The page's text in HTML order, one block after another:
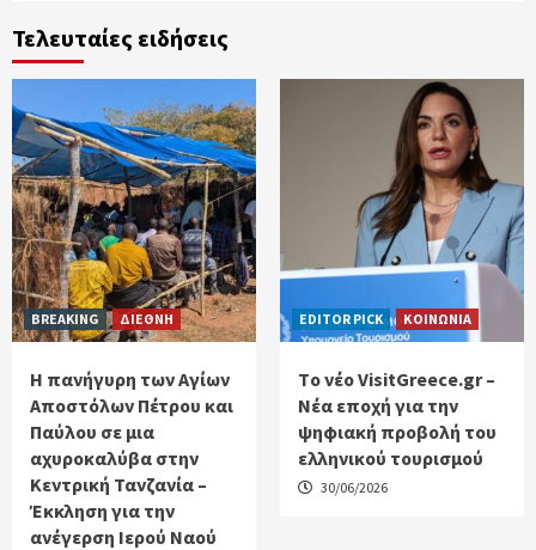
Τελευταίες ειδήσεις
BREAKING ΔΙΕΘΝΗ
Η πανήγυρη των Αγίων
Αποστόλων Πέτρου και
Παύλου σε μια
αχυροκαλύβα στην
Κεντρική Τανζανία –
Έκκληση για την
ανέγερση Ιερού Ναού
EDITOR PICK ΚΟΙΝΩΝΙΑ
Tο νέο VisitGreece.gr –
Νέα εποχή για την
ψηφιακή προβολή του
ελληνικού τουρισμού
30/06/2026